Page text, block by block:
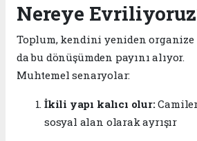
Nereye
Toplum, kendini yeniden
da bu dönüşümden payını alıyor.
Muhtemel senaryolar:
İkili yapı kalıcı olur:Camiler
sosyal alan olarak ayrışır